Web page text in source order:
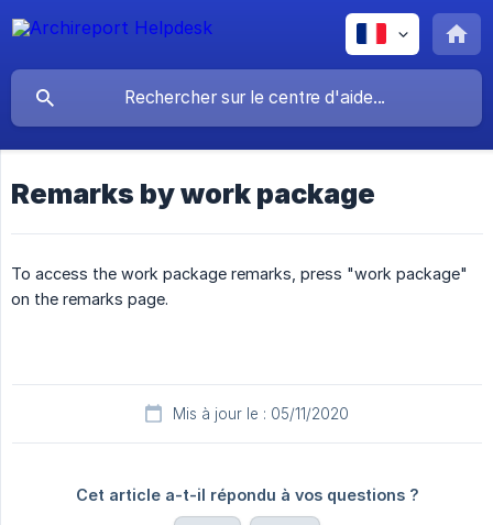
Remarks by work package
To access the work package remarks, press "work package"
on the remarks page.
Mis à jour le : 05/11/2020
Cet article a-t-il répondu à vos questions ?